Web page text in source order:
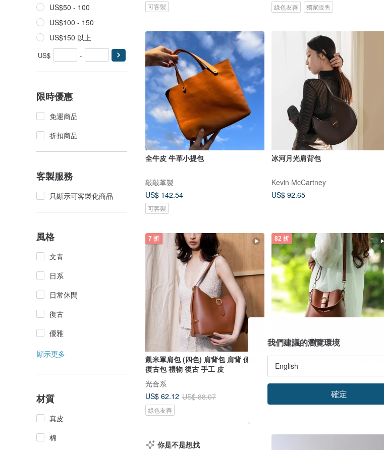
US$50 - 100
US$100 - 150
US$150 以上
US$ -
限時優惠
免運商品
折扣商品
客製服務
只顯示可客製化商品
風格
文青
日系
日常休閒
復古
優雅
顯示更多
材質
真皮
棉
可客製 綠色友善 獨家販售
全牛皮 牛革小提包
敲敲革製
US$ 142.54
可客製
冰河月光肩背包
Kevin McCartney
US$ 92.65
7 折
凱米單肩包 (四色) 肩背包 肩背 側背
復古包 禮物 復古 手工 皮
光合系
US$ 62.12 US$ 88.07
綠色友善
82 折
劍橋水桶包-多色 (禮物 肩背 斜背 復
古 皮革 側背 手工 皮 生日)
光合系
US$ 53.01
你是不是想找
我們建議的瀏覽環境
確定